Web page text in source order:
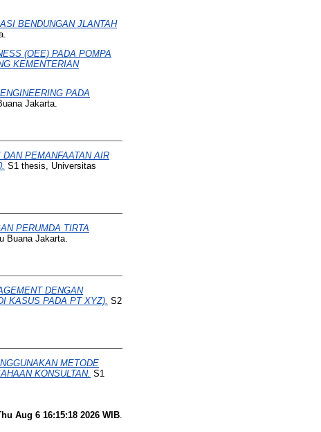
BENDUNGAN JLANTAH
(OEE) PADA POMPA
KEMENTERIAN
PADA
Jakarta.
PEMANFAATAN AIR
S1 thesis, Universitas
PERUMDA TIRTA
Buana Jakarta.
DENGAN
KASUS PADA PT XYZ). S2
METODE
KONSULTAN. S1
Aug 6 16:15:18 2026 WIB